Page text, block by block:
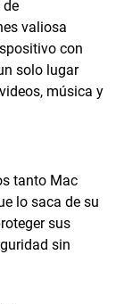
de
valiosa
con
solo lugar
música y
tanto Mac
lo saca de su
sus
sin